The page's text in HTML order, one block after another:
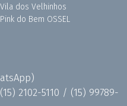
Vila dos Velhinhos
Pink do Bem OSSEL
(15) 2102-5110 / (15) 99789-